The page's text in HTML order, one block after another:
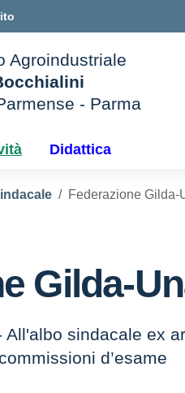
Agroindustriale
- Parma
Didattica
Federazione Gilda-
Gilda-
All'albo sindacale ex
d’esame